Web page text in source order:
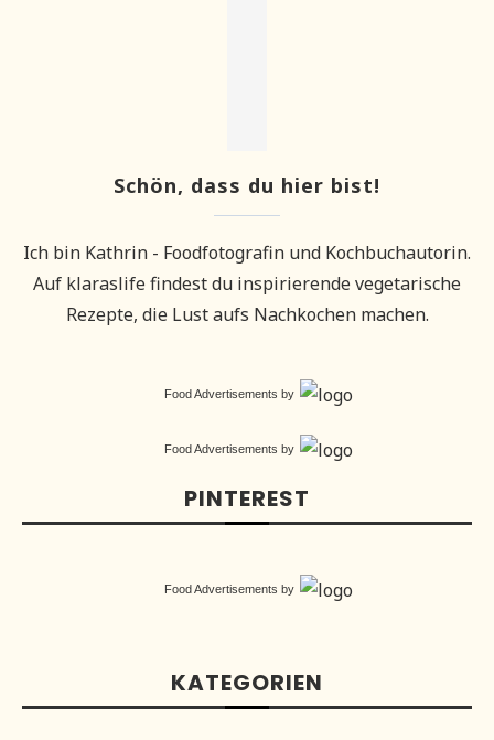
Schön, dass du hier bist!
Ich bin Kathrin - Foodfotografin und Kochbuchautorin.
Auf klaraslife findest du inspirierende vegetarische
Rezepte, die Lust aufs Nachkochen machen.
Food Advertisements by
Food Advertisements by
PINTEREST
Food Advertisements by
KATEGORIEN